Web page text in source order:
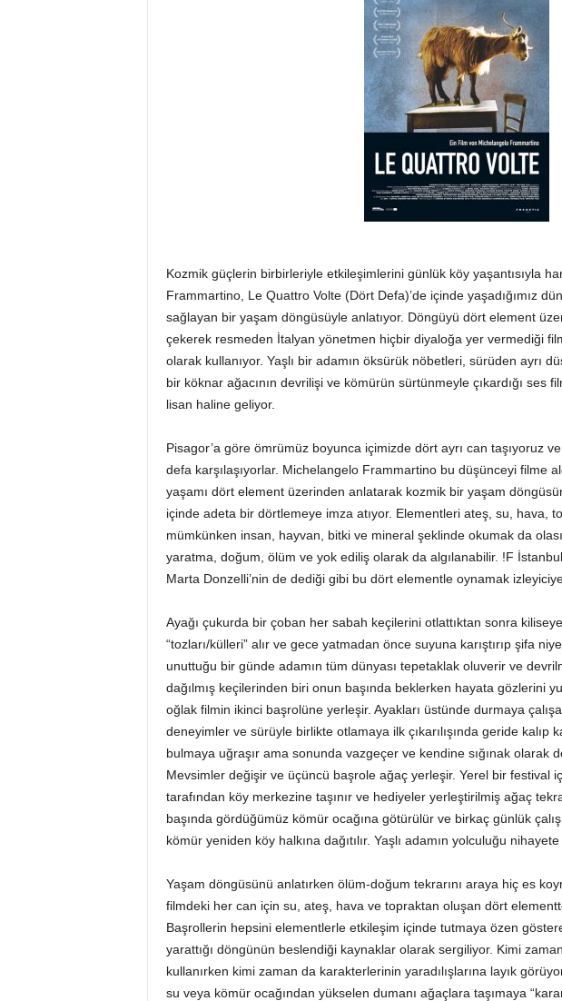
Kozmik güçlerin birbirleriyle etkileşimlerini günlük köy yaşantısıyla
Frammartino, Le Quattro Volte (Dört Defa)’de içinde yaşadığımız
sağlayan bir yaşam döngüsüyle anlatıyor. Döngüyü dört element
çekerek resmeden İtalyan yönetmen hiçbir diyaloğa yer vermediği
olarak kullanıyor. Yaşlı bir adamın öksürük nöbetleri, sürüden ayrı
bir köknar ağacının devrilişi ve kömürün sürtünmeyle çıkardığı ses
lisan haline geliyor.
Pisagor’a göre ömrümüz boyunca içimizde dört ayrı can taşıyoruz
defa karşılaşıyorlar. Michelangelo Frammartino bu düşünceyi filme
yaşamı dört element üzerinden anlatarak kozmik bir yaşam
içinde adeta bir dörtlemeye imza atıyor. Elementleri ateş, su, hava,
mümkünken insan, hayvan, bitki ve mineral şeklinde okumak da
yaratma, doğum, ölüm ve yok ediliş olarak da algılanabilir. !F
Marta Donzelli’nin de dediği gibi bu dört elementle oynamak izleyiciye
Ayağı çukurda bir çoban her sabah keçilerini otlattıktan sonra
“tozları/külleri” alır ve gece yatmadan önce suyuna karıştırıp şifa
unuttuğu bir günde adamın tüm dünyası tepetaklak oluverir ve
dağılmış keçilerinden biri onun başında beklerken hayata gözlerini
oğlak filmin ikinci başrolüne yerleşir. Ayakları üstünde durmaya
deneyimler ve sürüyle birlikte otlamaya ilk çıkarılışında geride kalıp
bulmaya uğraşır ama sonunda vazgeçer ve kendine sığınak olarak
Mevsimler değişir ve üçüncü başrole ağaç yerleşir. Yerel bir festival
tarafından köy merkezine taşınır ve hediyeler yerleştirilmiş ağaç
başında gördüğümüz kömür ocağına götürülür ve birkaç günlük
kömür yeniden köy halkına dağıtılır. Yaşlı adamın yolculuğu
Yaşam döngüsünü anlatırken ölüm-doğum tekrarını araya hiç es
filmdeki her can için su, ateş, hava ve topraktan oluşan dört
Başrollerin hepsini elementlerle etkileşim içinde tutmaya özen
yarattığı döngünün beslendiği kaynaklar olarak sergiliyor. Kimi
kullanırken kimi zaman da karakterlerinin yaradılışlarına layık
su veya kömür ocağından yükselen dumanı ağaçlara taşımaya